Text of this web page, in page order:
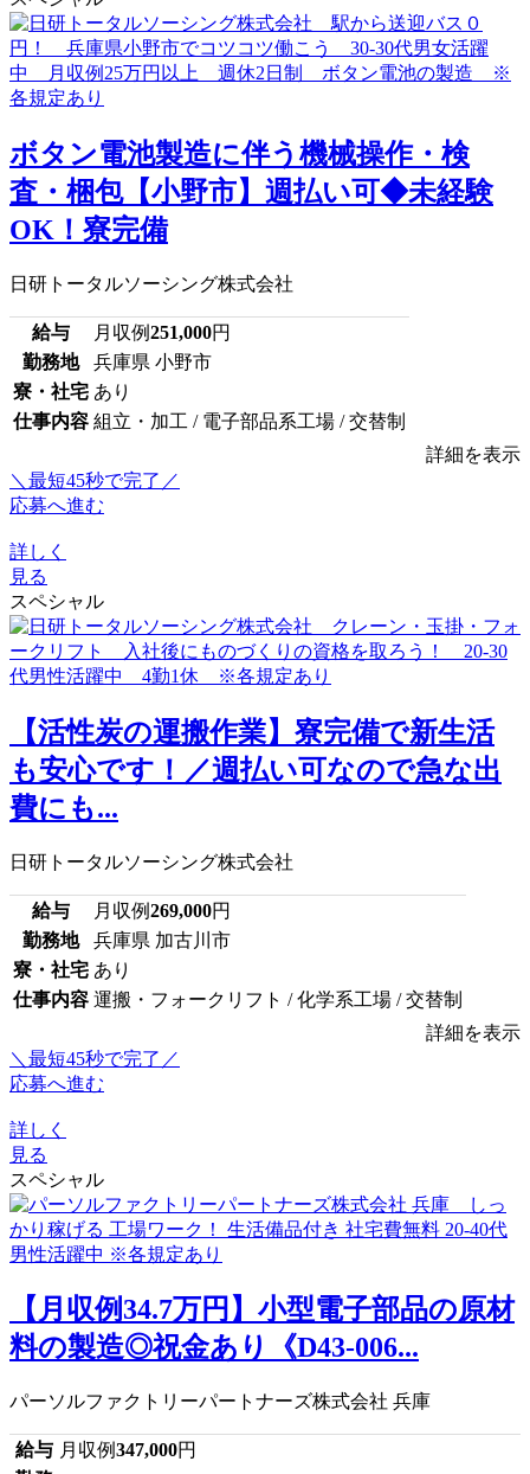
ボタン電池製造に伴う機械操作・検
査・梱包【小野市】週払い可◆未経験
OK！寮完備
日研トータルソーシング株式会社
給与 月収例251,000円
勤務地
兵庫県 小野市
寮・社宅 あり
仕事内容 組立・加工 / 電子部品系工場 / 交替制
詳細を表示
＼最短45秒で完了／
応募へ進む
詳しく
見る
スペシャル
【活性炭の運搬作業】寮完備で新生活
も安心です！／週払い可なので急な出
費にも...
日研トータルソーシング株式会社
給与 月収例269,000円
勤務地
兵庫県 加古川市
寮・社宅 あり
仕事内容 運搬・フォークリフト / 化学系工場 / 交替制
詳細を表示
＼最短45秒で完了／
応募へ進む
詳しく
見る
スペシャル
【月収例34.7万円】小型電子部品の原材
料の製造◎祝金あり《D43-006...
パーソルファクトリーパートナーズ株式会社 兵庫
給与 月収例347,000円